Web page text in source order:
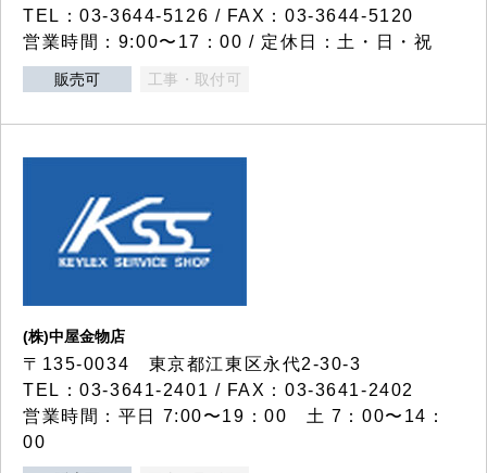
TEL：03-3644-5126 / FAX：03-3644-5120
営業時間：9:00〜17：00 / 定休日：土・日・祝
販売可 工事・取付可
(株)中屋金物店
〒135-0034 東京都江東区永代2-30-3
TEL：03-3641-2401 / FAX：03-3641-2402
営業時間：平日 7:00〜19：00 土 7：00〜14：
00